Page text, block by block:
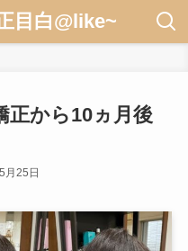
目白@like~
正から10ヵ月後
月25日